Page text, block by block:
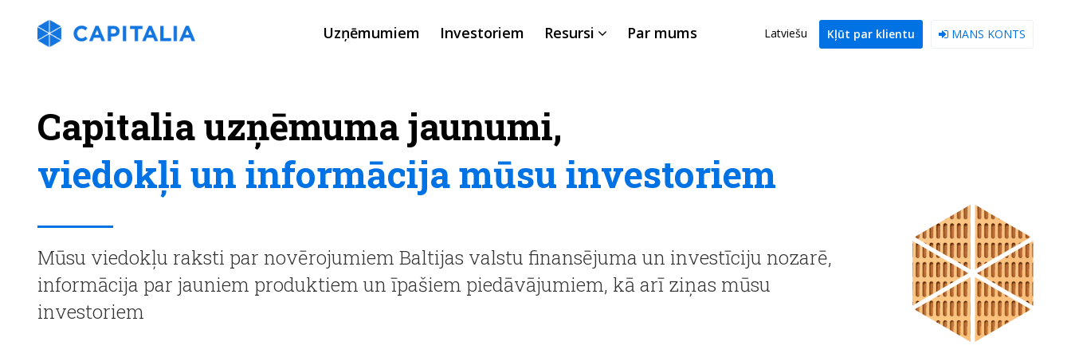
Uzņēmumiem Investoriem Resursi Par mums MANS KONTS
Kļūt par klientu
Latviešu
Capitalia uzņēmuma jaunumi,
viedokļi un informācija mūsu investoriem
Mūsu viedokļu raksti par novērojumiem Baltijas valstu finansējuma un investīciju nozarē,
informācija par jauniem produktiem un īpašiem piedāvājumiem, kā arī ziņas mūsu
investoriem